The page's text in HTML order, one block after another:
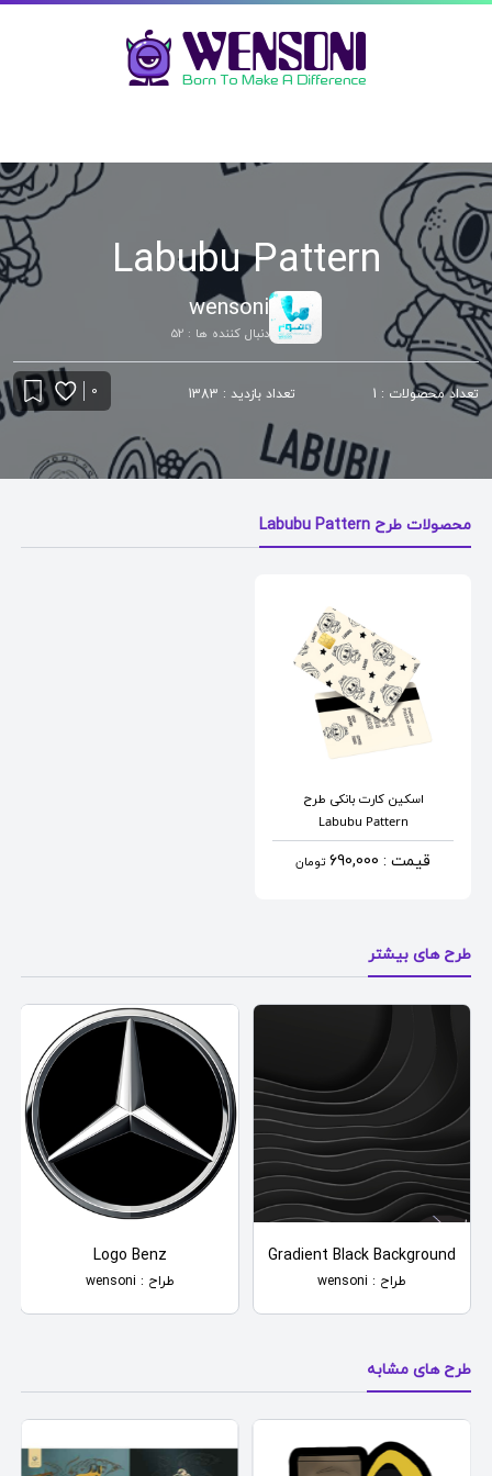
Labubu Pattern
wensoni
دنبال کننده ها : 52
تعداد محصولات : 1 تعداد بازدید : 1383 0
محصولات طرح Labubu Pattern
اسکین کارت بانکی طرح
Labubu Pattern
قیمت : 690,000 تومان
طرح های بیشتر
Gradient Black Background
طراح : wensoni
Logo Benz
طراح : wensoni
طرح های مشابه